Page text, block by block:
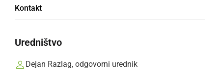
Kontakt
Uredništvo
Dejan Razlag, odgovorni urednik
Zakonca iz Prlekije spregovorila o svojem
boju s koronavirusom: Prebolela sva, a ni
bilo enostavno, posledice ostajajo...